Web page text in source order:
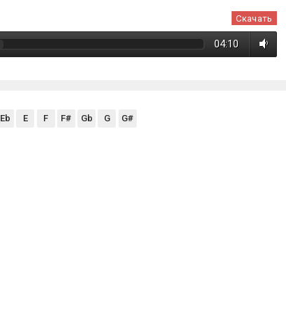
Скачать
04:10
Eb E F F# Gb G G#